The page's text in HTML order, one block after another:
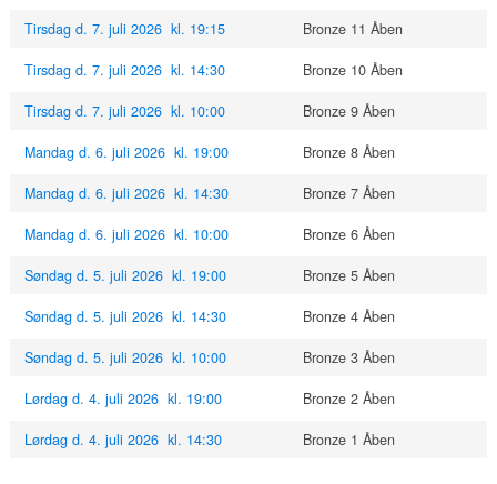
Tirsdag d. 7. juli 2026 kl. 19:15 Bronze 11 Åben
Tirsdag d. 7. juli 2026 kl. 14:30 Bronze 10 Åben
Tirsdag d. 7. juli 2026 kl. 10:00 Bronze 9 Åben
Mandag d. 6. juli 2026 kl. 19:00 Bronze 8 Åben
Mandag d. 6. juli 2026 kl. 14:30 Bronze 7 Åben
Mandag d. 6. juli 2026 kl. 10:00 Bronze 6 Åben
Søndag d. 5. juli 2026 kl. 19:00 Bronze 5 Åben
Søndag d. 5. juli 2026 kl. 14:30 Bronze 4 Åben
Søndag d. 5. juli 2026 kl. 10:00 Bronze 3 Åben
Lørdag d. 4. juli 2026 kl. 19:00 Bronze 2 Åben
Lørdag d. 4. juli 2026 kl. 14:30 Bronze 1 Åben